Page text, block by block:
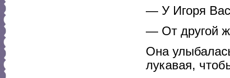
— У Игоря
— От другой
Она
лукавая,